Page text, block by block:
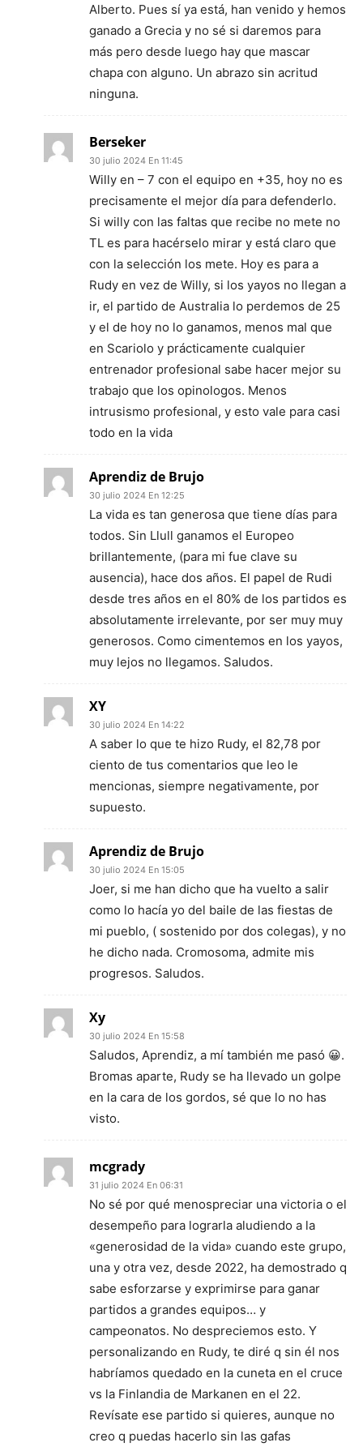
Alberto. Pues sí ya está, han venido y hemos
ganado a Grecia y no sé si daremos para
más pero desde luego hay que mascar
chapa con alguno. Un abrazo sin acritud
ninguna.
Berseker
30 julio 2024 En 11:45
Willy en – 7 con el equipo en +35, hoy no es
precisamente el mejor día para defenderlo.
Si willy con las faltas que recibe no mete no
TL es para hacérselo mirar y está claro que
con la selección los mete. Hoy es para a
Rudy en vez de Willy, si los yayos no llegan a
ir, el partido de Australia lo perdemos de 25
y el de hoy no lo ganamos, menos mal que
en Scariolo y prácticamente cualquier
entrenador profesional sabe hacer mejor su
trabajo que los opinologos. Menos
intrusismo profesional, y esto vale para casi
todo en la vida
Aprendiz de Brujo
30 julio 2024 En 12:25
La vida es tan generosa que tiene días para
todos. Sin Llull ganamos el Europeo
brillantemente, (para mi fue clave su
ausencia), hace dos años. El papel de Rudi
desde tres años en el 80% de los partidos es
absolutamente irrelevante, por ser muy muy
generosos. Como cimentemos en los yayos,
muy lejos no llegamos. Saludos.
XY
30 julio 2024 En 14:22
A saber lo que te hizo Rudy, el 82,78 por
ciento de tus comentarios que leo le
mencionas, siempre negativamente, por
supuesto.
Aprendiz de Brujo
30 julio 2024 En 15:05
Joer, si me han dicho que ha vuelto a salir
como lo hacía yo del baile de las fiestas de
mi pueblo, ( sostenido por dos colegas), y no
he dicho nada. Cromosoma, admite mis
progresos. Saludos.
Xy
30 julio 2024 En 15:58
Saludos, Aprendiz, a mí también me pasó 😀.
Bromas aparte, Rudy se ha llevado un golpe
en la cara de los gordos, sé que lo no has
visto.
mcgrady
31 julio 2024 En 06:31
No sé por qué menospreciar una victoria o el
desempeño para lograrla aludiendo a la
«generosidad de la vida» cuando este grupo,
una y otra vez, desde 2022, ha demostrado q
sabe esforzarse y exprimirse para ganar
partidos a grandes equipos… y
campeonatos. No despreciemos esto. Y
personalizando en Rudy, te diré q sin él nos
habríamos quedado en la cuneta en el cruce
vs la Finlandia de Markanen en el 22.
Revísate ese partido si quieres, aunque no
creo q puedas hacerlo sin las gafas